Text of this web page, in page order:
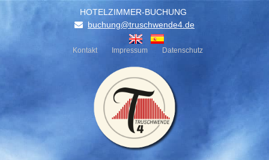
HOTELZIMMER-BUCHUNG
buchung@truschwende4.de
Kontakt Impressum Datenschutz